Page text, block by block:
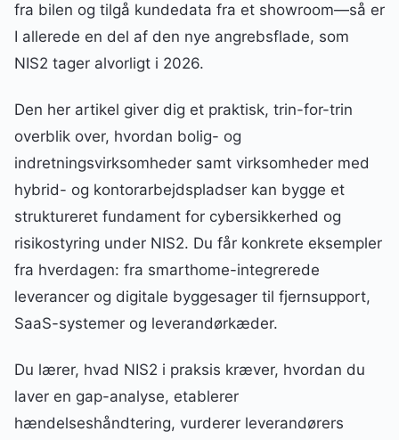
fra bilen og tilgå kundedata fra et showroom—så er
I allerede en del af den nye angrebsflade, som
NIS2 tager alvorligt i 2026.
Den her artikel giver dig et praktisk, trin-for-trin
overblik over, hvordan bolig- og
indretningsvirksomheder samt virksomheder med
hybrid- og kontorarbejdspladser kan bygge et
struktureret fundament for cybersikkerhed og
risikostyring under NIS2. Du får konkrete eksempler
fra hverdagen: fra smarthome-integrerede
leverancer og digitale byggesager til fjernsupport,
SaaS-systemer og leverandørkæder.
Du lærer, hvad NIS2 i praksis kræver, hvordan du
laver en gap-analyse, etablerer
hændelseshåndtering, vurderer leverandørers